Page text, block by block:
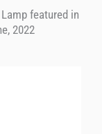
featured in
2022